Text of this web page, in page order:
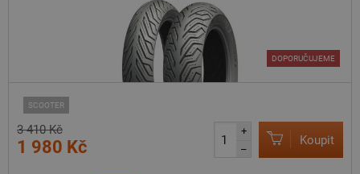
SCOOTER
DOPORUČUJEME
3 410 Kč
1 980 Kč
+
–
Koupit